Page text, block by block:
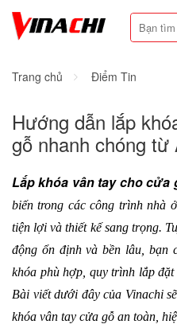
Trang chủ Điểm Tin
Hướng dẫn lắp
gỗ nhanh chóng từ
Lắp khóa vân tay cho cửa
biến trong các công trình nhà
tiện lợi và thiết kế sang trọng.
động ổn định và bền lâu, bạn
khóa phù hợp, quy trình lắp
Bài viết dưới đây của Vinachi
khóa vân tay cửa gỗ an toàn,